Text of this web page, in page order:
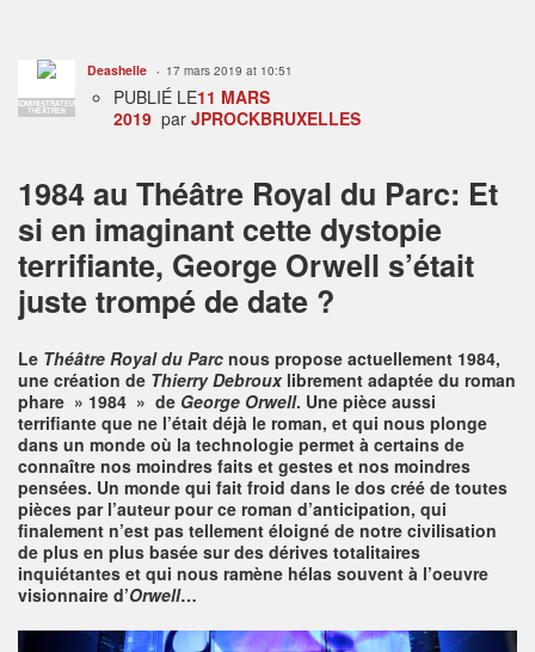
ADMINISTRATEUR
THÉÂTRES
Deashelle 17 mars 2019 at 10:51
PUBLIÉ LE11 MARS
2019 par JPROCKBRUXELLES
1984 au Théâtre Royal du Parc: Et
si en imaginant cette dystopie
terrifiante, George Orwell s’était
juste trompé de date ?
Le Théâtre Royal du Parc nous propose actuellement 1984,
une création de Thierry Debroux librement adaptée du roman
phare » 1984 » de George Orwell. Une pièce aussi
terrifiante que ne l’était déjà le roman, et qui nous plonge
dans un monde où la technologie permet à certains de
connaître nos moindres faits et gestes et nos moindres
pensées. Un monde qui fait froid dans le dos créé de toutes
pièces par l’auteur pour ce roman d’anticipation, qui
finalement n’est pas tellement éloigné de notre civilisation
de plus en plus basée sur des dérives totalitaires
inquiétantes et qui nous ramène hélas souvent à l’oeuvre
visionnaire d’Orwell…